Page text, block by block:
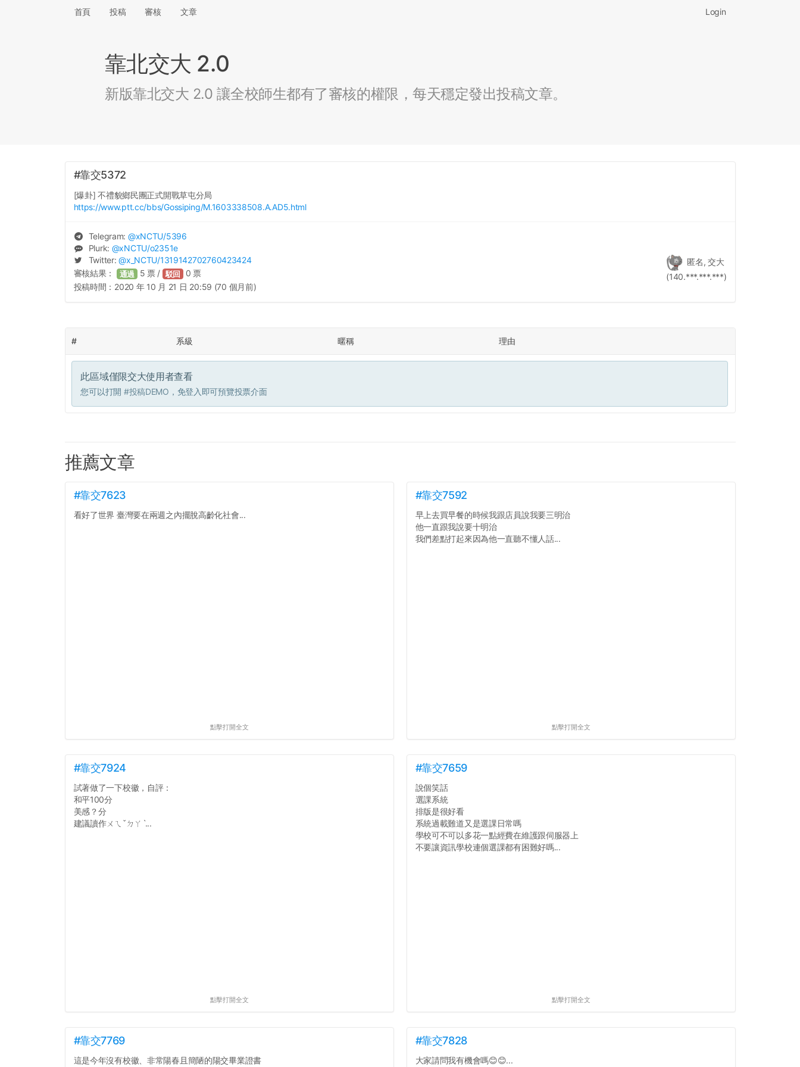
首頁 投稿 審核 文章 Login
靠北交大 2.0
新版靠北交大 2.0 讓全校師生都有了審核的權限，每天穩定發出投稿文章。
#靠交5372
[爆卦] 不禮貌鄉民團正式開戰草屯分局
https://www.ptt.cc/bbs/Gossiping/M.1603338508.A.AD5.html
Telegram: @xNCTU/5396
Plurk: @xNCTU/o2351e
Twitter:@x_NCTU/1319142702760423424
匿名, 交大
(140.***.***.***)
審核結果： 通過 5 票 / 駁回 0 票
投稿時間： 2020 年 10 月 21 日 20:59 (70 個月前)
# 系級 暱稱 理由
此區域僅限交大使用者查看
您可以打開 #投稿DEMO ，免登入即可預覽投票介面
推薦文章
#靠交7623
看好了世界 臺灣要在兩週之內擺脫高齡化社會...
點擊打開全文
#靠交7592
早上去買早餐的時候我跟店員說我要三明治
他一直跟我說要十明治
我們差點打起來因為他一直聽不懂人話...
點擊打開全文
#靠交7924
試著做了一下校徽，自評：
和平100分
美感？分
建議讀作ㄨㄟˇㄉㄚˋ...
點擊打開全文
#靠交7659
說個笑話
選課系統
排版是很好看
系統過載難道又是選課日常嗎
學校可不可以多花一點經費在維護跟伺服器上
不要讓資訊學校連個選課都有困難好嗎...
點擊打開全文
#靠交7769
這是今年沒有校徽、非常陽春且簡陋的陽交畢業證書
#靠交7828
大家請問我有機會嗎😊😊...